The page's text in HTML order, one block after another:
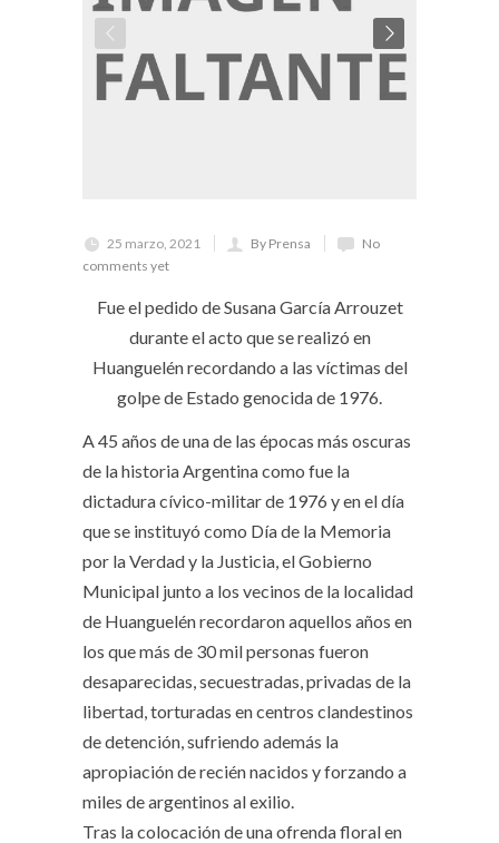
25 marzo, 2021 By Prensa
No
comments yet
Fue el pedido de Susana García Arrouzet
durante el acto que se realizó en
Huanguelén recordando a las víctimas del
golpe de Estado genocida de 1976.
A 45 años de una de las épocas más oscuras
de la historia Argentina como fue la
dictadura cívico-militar de 1976 y en el día
que se instituyó como Día de la Memoria
por la Verdad y la Justicia, el Gobierno
Municipal junto a los vecinos de la localidad
de Huanguelén recordaron aquellos años en
los que más de 30 mil personas fueron
desaparecidas, secuestradas, privadas de la
libertad, torturadas en centros clandestinos
de detención, sufriendo además la
apropiación de recién nacidos y forzando a
miles de argentinos al exilio.
Tras la colocación de una ofrenda floral en